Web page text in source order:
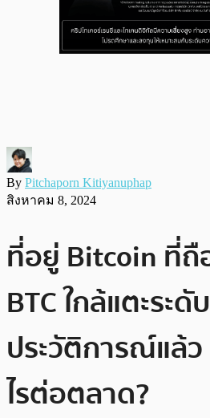
By Pitchaporn Kitiyanuphap
สิงหาคม 8, 2024
ที่อยู่ Bitcoin ที่ถื
BTC ใกล้แตะระ
ประวัติการณ์แล้
ไรต่อตลาด?